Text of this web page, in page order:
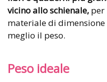
vicino allo schienale, per
materiale di
meglio il peso.
Peso ideale